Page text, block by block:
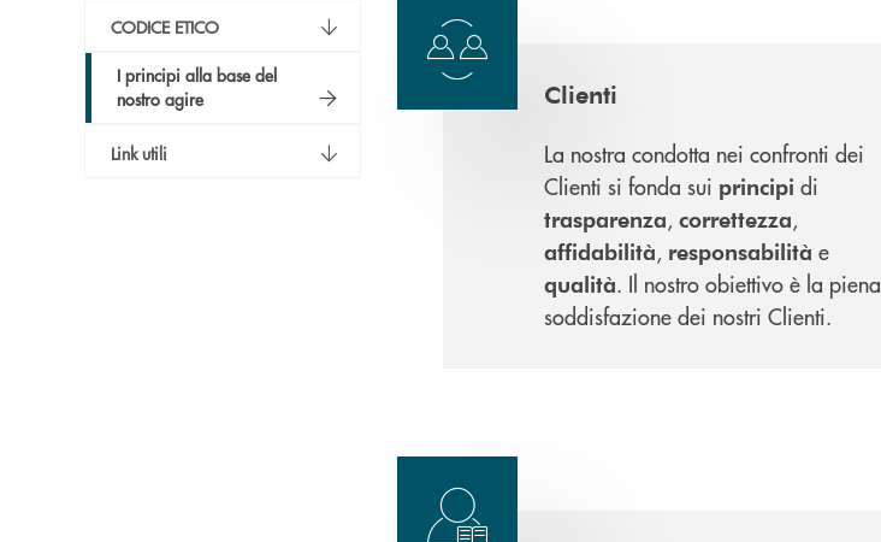
CODICE ETICO
I principi alla base del
nostro agire
Link utili
Clienti
La nostra condotta nei confronti dei
Clienti si fonda sui principi di
trasparenza,correttezza,
affidabilità, responsabilità e
qualità. Il nostro obiettivo è la piena
soddisfazione dei nostri Clienti.